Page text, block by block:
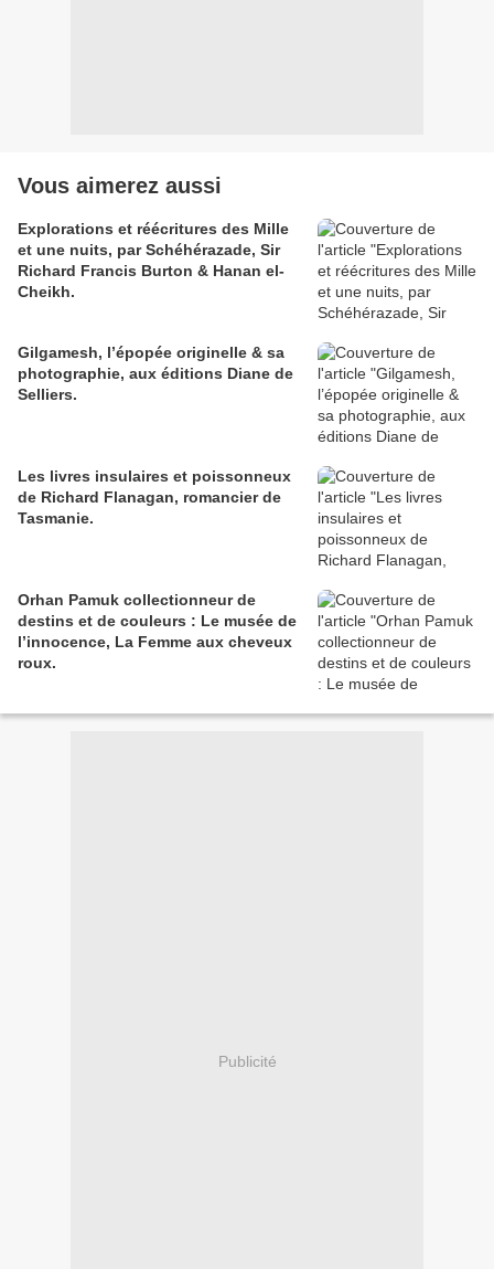
Vous aimerez aussi
Explorations et réécritures des Mille
et une nuits, par Schéhérazade, Sir
Richard Francis Burton & Hanan el-
Cheikh.
Gilgamesh, l’épopée originelle & sa
photographie, aux éditions Diane de
Selliers.
Les livres insulaires et poissonneux
de Richard Flanagan, romancier de
Tasmanie.
Orhan Pamuk collectionneur de
destins et de couleurs : Le musée de
l’innocence, La Femme aux cheveux
roux.
Publicité